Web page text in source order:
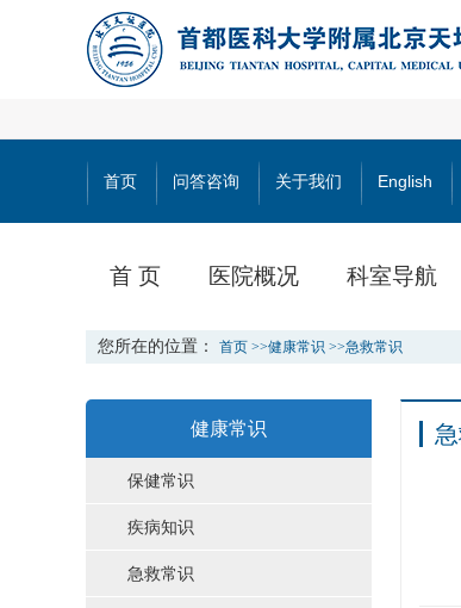
首页 问答咨询 关于我们 English
首 页 医院概况 科室导航
您所在的位置： 首页 >>健康常识 >>急救常识
健康常识
保健常识
疾病知识
急救常识